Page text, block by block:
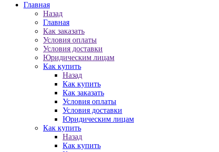
Главная
Назад
Главная
Как заказать
Условия оплаты
Условия доставки
Юридическим лицам
Как купить
Назад
Как купить
Как заказать
Условия оплаты
Условия доставки
Юридическим лицам
Как купить
Назад
Как купить